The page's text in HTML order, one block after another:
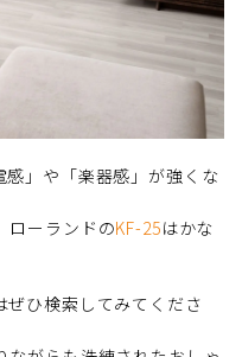
」や「楽器感」が強くな
ローランドのKF-25はかな
ぜひ検索してみてくださ